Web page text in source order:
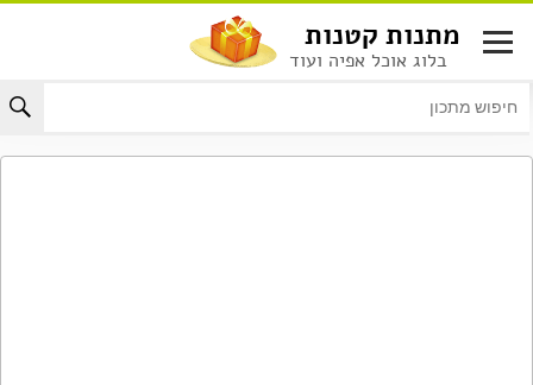
לתוכן
מתנות קטנות
בלוג אוכל אפיה ועוד